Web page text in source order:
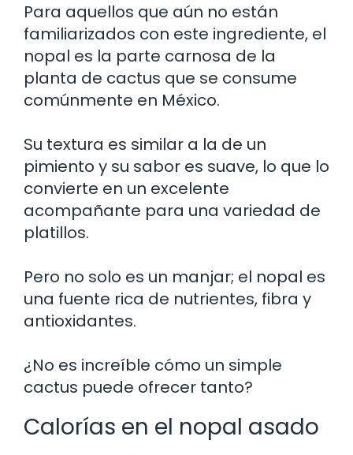
Para aquellos que aún no están
familiarizados con este ingrediente, el
nopal es la parte carnosa de la
planta de cactus que se consume
comúnmente en México.
Su textura es similar a la de un
pimiento y su sabor es suave, lo que lo
convierte en un excelente
acompañante para una variedad de
platillos.
Pero no solo es un manjar; el nopal es
una fuente rica de nutrientes, fibra y
antioxidantes.
¿No es increíble cómo un simple
cactus puede ofrecer tanto?
Calorías en el nopal asado